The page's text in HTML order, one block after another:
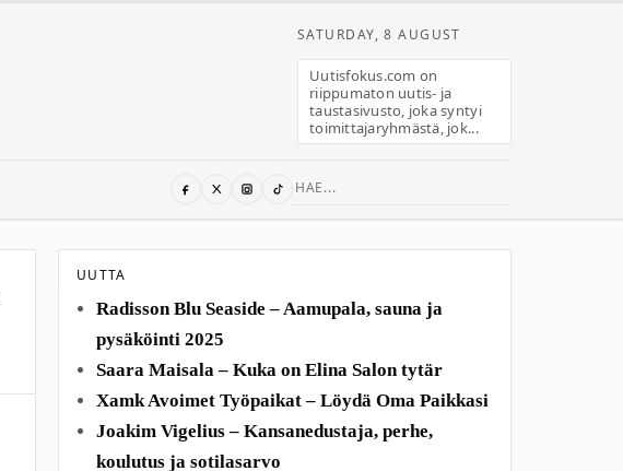
SATURDAY, 8 AUGUST
Uutisfokus.com on
riippumaton uutis- ja
taustasivusto, joka syntyi
toimittajaryhmästä, jok...
Search
UUTTA
Radisson Blu Seaside – Aamupala, sauna ja
pysäköinti 2025
Saara Maisala – Kuka on Elina Salon tytär
Xamk Avoimet Työpaikat – Löydä Oma Paikkasi
Joakim Vigelius – Kansanedustaja, perhe,
koulutus ja sotilasarvo